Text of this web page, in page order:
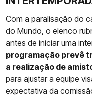
Com a paralisação do
do Mundo, o elenco
antes de iniciar uma
programação prevê
a realização de
para ajustar a equipe
expectativa da